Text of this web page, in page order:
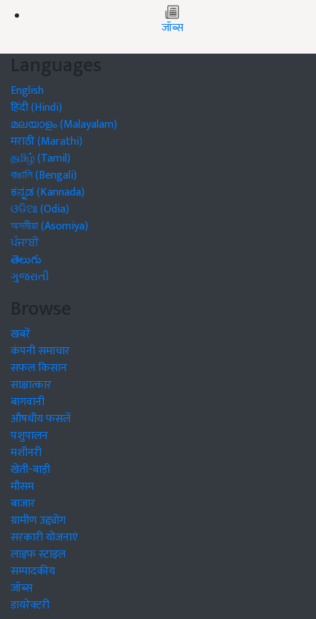
जॉब्स
Languages
English
हिंदी (Hindi)
മലയാളം (Malayalam)
मराठी (Marathi)
தமிழ் (Tamil)
বাঙালি (Bengali)
ಕನ್ನಡ (Kannada)
ଓଡିଆ (Odia)
অসমীয়া (Asomiya)
ਪੰਜਾਬੀ
తెలుగు
ગુજરાતી
Browse
खबरें
कंपनी समाचार
सफल किसान
साक्षात्कार
बागवानी
औषधीय फसलें
पशुपालन
मशीनरी
खेती-बाड़ी
मौसम
बाजार
ग्रामीण उद्द्योग
सरकारी योजनाएं
लाइफ स्टाइल
सम्पादकीय
जॉब्स
डायरेक्टरी